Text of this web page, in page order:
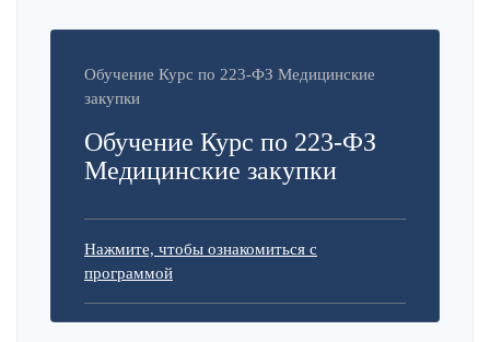
Обучение Курс по 223-ФЗ Медицинские
закупки
Обучение Курс по 223-ФЗ
Медицинские закупки
Нажмите, чтобы ознакомиться с
программой